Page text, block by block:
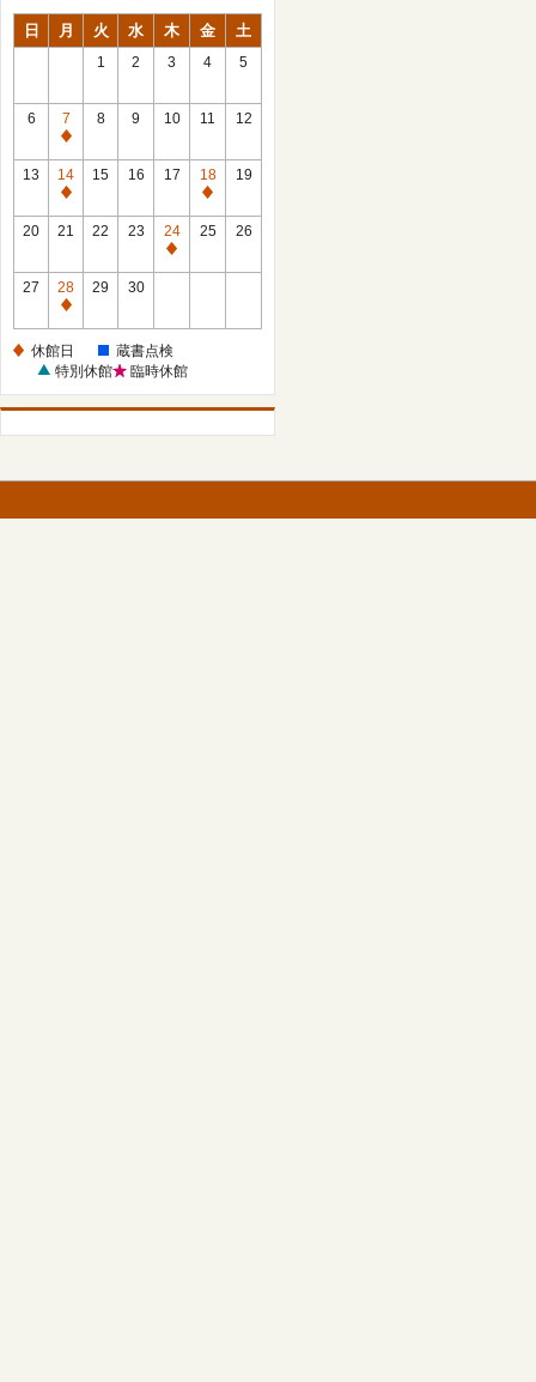
日 月 火 水 木 金 土
1 2 3 4 5
6
7
休
館
日
8 9 10 11 12
13
14
休
館
15 16 17
18
休
館
19
20 21 22 23
24
休
25 26
27
28
休
日
29 30
休館日
蔵書点検
特別休館
臨時休館